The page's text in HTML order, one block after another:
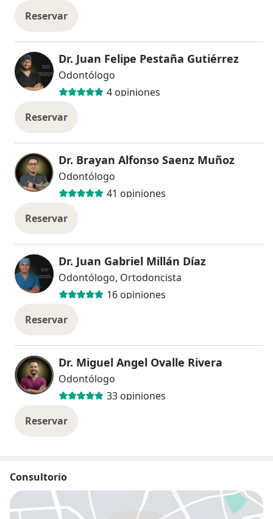
Reservar
Dr. Juan Felipe Pestaña Gutiérrez
Odontólogo
4 opiniones
Reservar
Dr. Brayan Alfonso Saenz Muñoz
Odontólogo
41 opiniones
Reservar
Dr. Juan Gabriel Millán Díaz
Odontólogo, Ortodoncista
16 opiniones
Reservar
Dr. Miguel Angel Ovalle Rivera
Odontólogo
33 opiniones
Reservar
Consultorio